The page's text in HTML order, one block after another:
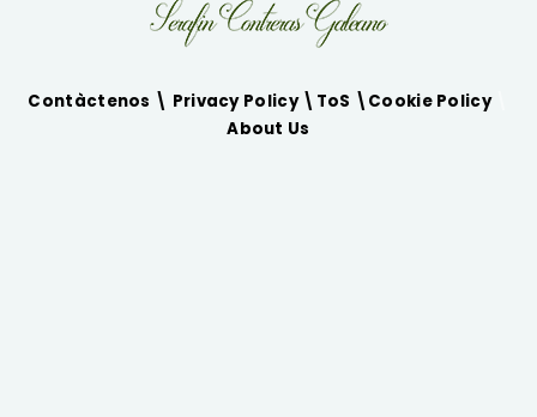
Contàctenos \ Privacy Policy \ ToS \ Cookie Policy\
About Us